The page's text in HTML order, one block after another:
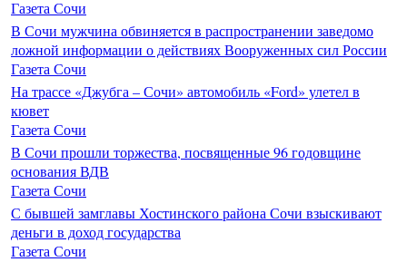
Газета Сочи
В Сочи мужчина обвиняется в распространении заведомо
ложной информации о действиях Вооруженных сил России
Газета Сочи
На трассе «Джубга – Сочи» автомобиль «Ford» улетел в
кювет
Газета Сочи
В Сочи прошли торжества, посвященные 96 годовщине
основания ВДВ
Газета Сочи
С бывшей замглавы Хостинского района Сочи взыскивают
деньги в доход государства
Газета Сочи